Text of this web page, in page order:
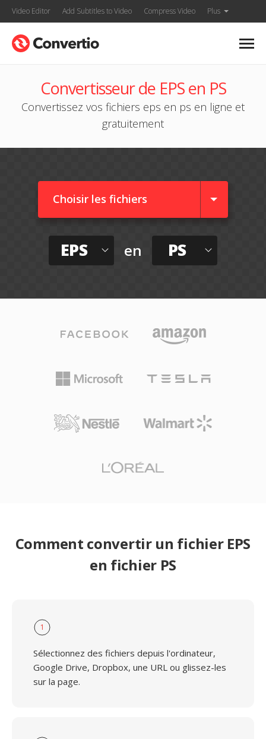
Video Editor Add Subtitles to Video Compress Video Plus
Convertisseur de EPS en PS
Convertissez vos fichiers eps en ps en ligne et
gratuitement
Choisir les fichiers
EPS en PS
Comment convertir un fichier EPS
en fichier PS
1
Sélectionnez des fichiers depuis l'ordinateur,
Google Drive, Dropbox, une URL ou glissez-les
sur la page.